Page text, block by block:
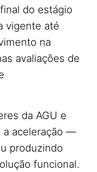
do estágio
vigente até
na
avaliações de
da AGU e
a aceleração —
produzindo
funcional.